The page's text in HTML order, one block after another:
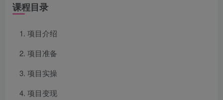
课程目录
项目介绍
项目准备
项目实操
项目变现